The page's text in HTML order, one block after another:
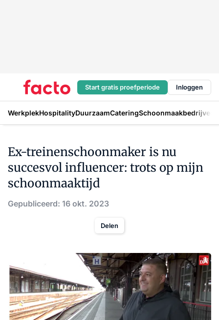
Start gratis proefperiode Inloggen
WerkplekHospitalityDuurzaamCateringSchoonmaakbedrijven
Ex-treinenschoonmaker is nu
succesvol influencer: trots op mijn
schoonmaaktijd
Gepubliceerd: 16 okt. 2023
Delen